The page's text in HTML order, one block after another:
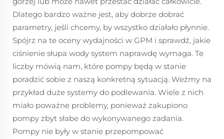
Dlatego bardzo ważne jest, aby dobrze dobrać
parametry, jeśli chcemy, by wszystko działało płynnie.
Spójrz na te oceny wydajności w GPM i sprawdź, jakie
ciśnienie słupa wody system naprawdę wymaga. Te
liczby mówią nam, które pompy będą w stanie
poradzić sobie z naszą konkretną sytuacją. Weźmy na
przykład duże systemy do podlewania. Wiele z nich
miało poważne problemy, ponieważ zakupiono
pompy zbyt słabe do wykonywanego zadania.
Pompy nie były w stanie przepompować